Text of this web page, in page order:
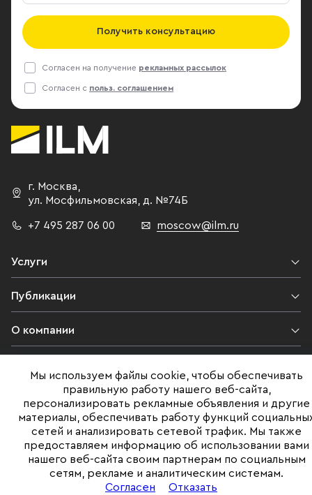
Получить консультацию
Согласен на получение рекламных рассылок
Согласен с польз. соглашением
г. Москва
ул. Мосфильмовская,
д. №74Б
+7 495 287 06 00 moscow@ilm.ru
Услуги
Публикации
О компании
Юридическая информация
©ILM 2009-2026. Все права защищены
Представленная на сайте информация, в т.ч. стоимости объектов,
носит информационный характер
Мы используем файлы cookie, чтобы обеспечивать
правильную работу нашего веб-сайта,
персонализировать рекламные объявления и другие
материалы, обеспечивать работу функций
сетей и анализировать сетевой трафик. Мы также
предоставляем информацию об использовании вами
нашего веб-сайта своим партнерам по социальным
сетям, рекламе и аналитическим системам.
Согласен
Отказать